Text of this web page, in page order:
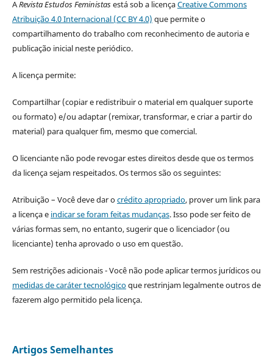
ARevista Estudos Feministasestá sob a licençaCreative Commons
Atribuição 4.0 Internacional (CC BY 4.0) que permite o
compartilhamento do trabalho com reconhecimento de autoria e
publicação inicial neste periódico.
A licença permite:
Compartilhar (copiar e redistribuir o material em qualquer suporte
ou formato) e/ou adaptar (remixar, transformar, e criar a partir do
material) para qualquer fim, mesmo que comercial.
O licenciante não pode revogar estes direitos desde que os termos
da licença sejam respeitados. Os termos são os seguintes:
Atribuição – Você deve dar ocrédito apropriado, prover um link para
a licença e indicar se foram feitas mudanças. Isso pode ser feito de
várias formas sem, no entanto, sugerir que o licenciador (ou
licenciante) tenha aprovado o uso em questão.
Sem restrições adicionais - Você não pode aplicar termos jurídicos ou
medidas de caráter tecnológicoque restrinjam legalmente outros de
fazerem algo permitido pela licença.
Artigos Semelhantes